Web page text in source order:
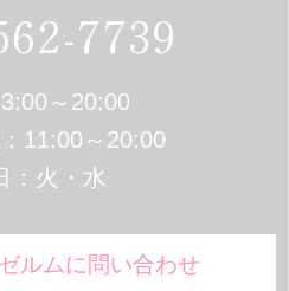
7739
～20:00
11:00～20:00
：火・水
ルムに問い合わせ